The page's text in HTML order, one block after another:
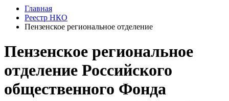
Главная
Реестр НКО
Пензенское региональное отделение
Пензенское региональное
отделение Российского
общественного Фонда